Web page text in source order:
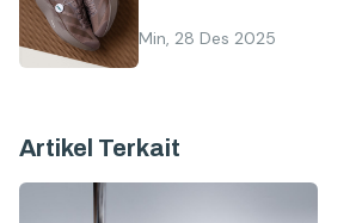
Min, 28 Des 2025
Artikel Terkait